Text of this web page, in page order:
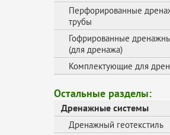
Перфорированные
трубы
Гофрированные
(для дренажа)
Комплектующие для
Остальные разделы:
Дренажные системы
Дренажный геотекстиль